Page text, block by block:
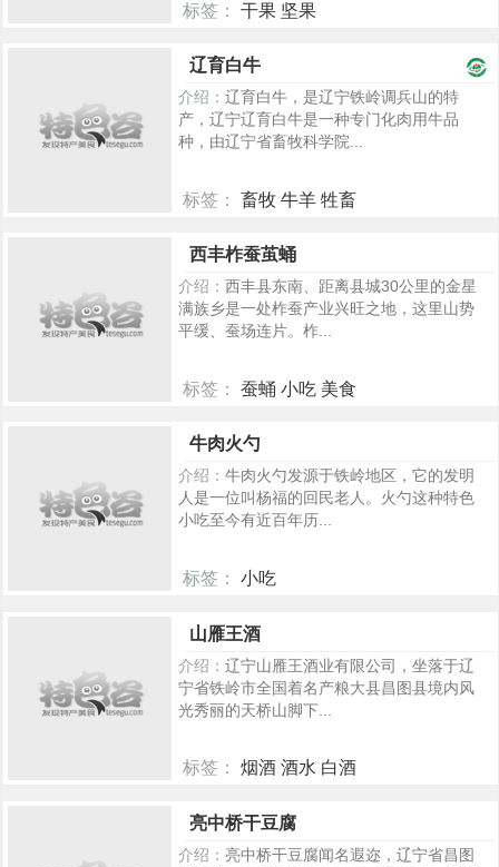
标签： 干果 坚果
辽育白牛
介绍： 辽育白牛，是辽宁铁岭调兵山的特
产，辽宁辽育白牛是一种专门化肉用牛品
种，由辽宁省畜牧科学院...
标签： 畜牧 牛羊 牲畜
西丰柞蚕茧蛹
介绍： 西丰县东南、距离县城30公里的金星
满族乡是一处柞蚕产业兴旺之地，这里山势
平缓、蚕场连片。柞...
标签： 蚕蛹 小吃 美食
牛肉火勺
介绍： 牛肉火勺发源于铁岭地区，它的发明
人是一位叫杨福的回民老人。火勺这种特色
小吃至今有近百年历...
标签： 小吃
山雁王酒
介绍： 辽宁山雁王酒业有限公司，坐落于辽
宁省铁岭市全国着名产粮大县昌图县境内风
光秀丽的天桥山脚下...
标签： 烟酒 酒水 白酒
亮中桥干豆腐
介绍： 亮中桥干豆腐闻名遐迩，辽宁省昌图